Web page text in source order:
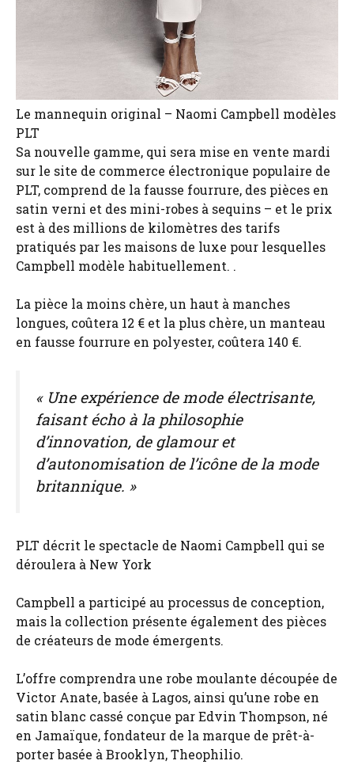
Le mannequin original – Naomi Campbell modèles
PLT
Sa nouvelle gamme, qui sera mise en vente mardi
sur le site de commerce électronique populaire de
PLT, comprend de la fausse fourrure, des pièces en
satin verni et des mini-robes à sequins – et le prix
est à des millions de kilomètres des tarifs
pratiqués par les maisons de luxe pour lesquelles
Campbell modèle habituellement. .
La pièce la moins chère, un haut à manches
longues, coûtera 12 € et la plus chère, un manteau
en fausse fourrure en polyester, coûtera 140 €.
« Une expérience de mode électrisante,
faisant écho à la philosophie
d’innovation, de glamour et
d’autonomisation de l’icône de la mode
britannique. »
PLT décrit le spectacle de Naomi Campbell qui se
déroulera à New York
Campbell a participé au processus de conception,
mais la collection présente également des pièces
de créateurs de mode émergents.
L’offre comprendra une robe moulante découpée de
Victor Anate, basée à Lagos, ainsi qu’une robe en
satin blanc cassé conçue par Edvin Thompson, né
en Jamaïque, fondateur de la marque de prêt-à-
porter basée à Brooklyn, Theophilio.